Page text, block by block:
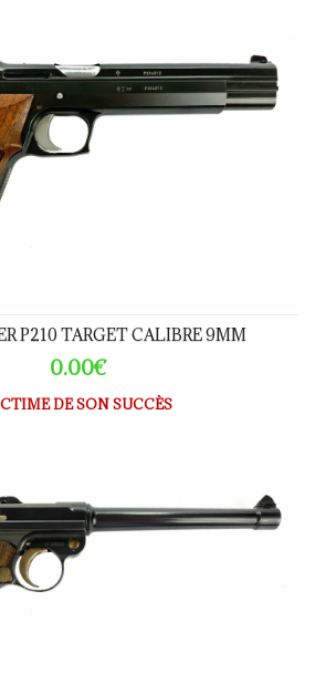
TARGET CALIBRE 9MM
P210 TARGET CALIBRE 9MM
0.00€
DE SON SUCCÈS